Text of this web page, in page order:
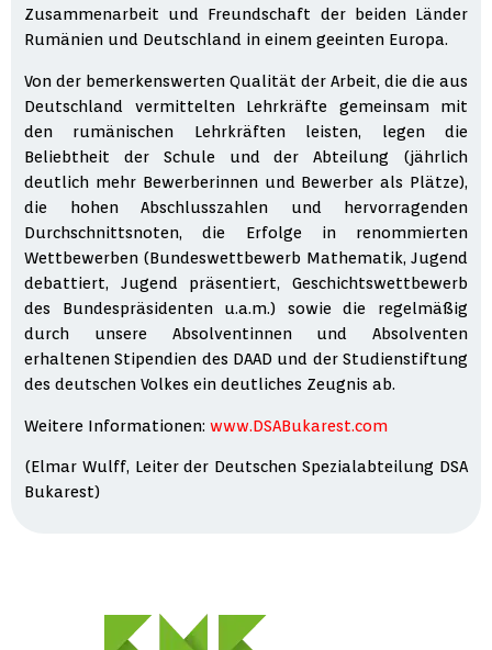
Zusammenarbeit und Freundschaft der beiden Länder
Rumänien und Deutschland in einem geeinten Europa.
Von der bemerkenswerten Qualität der Arbeit, die die aus
Deutschland vermittelten Lehrkräfte gemeinsam mit
den rumänischen Lehrkräften leisten, legen die
Beliebtheit der Schule und der Abteilung (jährlich
deutlich mehr Bewerberinnen und Bewerber als Plätze),
die hohen Abschlusszahlen und hervorragenden
Durchschnittsnoten, die Erfolge in renommierten
Wettbewerben (Bundeswettbewerb Mathematik, Jugend
debattiert, Jugend präsentiert, Geschichtswettbewerb
des Bundespräsidenten u.a.m.) sowie die regelmäßig
durch unsere Absolventinnen und Absolventen
erhaltenen Stipendien des DAAD und der Studienstiftung
des deutschen Volkes ein deutliches Zeugnis ab.
Weitere Informationen: www.DSABukarest.com
(Elmar Wulff, Leiter der Deutschen Spezialabteilung DSA
Bukarest)